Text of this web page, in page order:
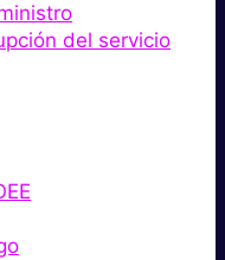
del servicio